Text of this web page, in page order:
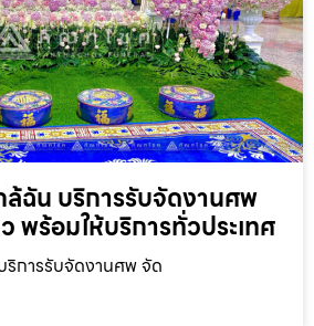
ฉัน บริการรับจัดงานศพ
พร้อมให้บริการทั่วประเทศ
การรับจัดงานศพ จัด